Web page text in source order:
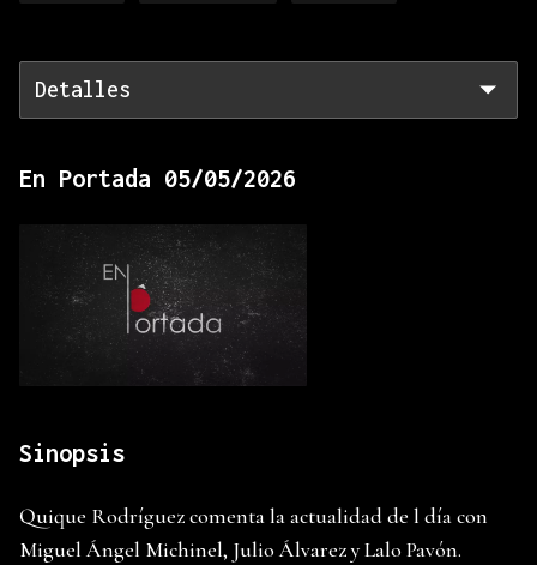
Detalles
En Portada 05/05/2026
Sinopsis
Quique Rodríguez comenta la actualidad de l día con
Miguel Ángel Michinel, Julio Álvarez y Lalo Pavón.